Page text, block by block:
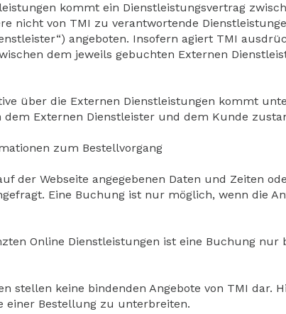
kommt ein Dienstleistungsvertrag
nicht von TMI zu verantwortende
angeboten. Insofern agiert TMI
dem jeweils gebuchten Externen
über die Externen Dienstleistungen kommt
Externen Dienstleister und dem Kunde
zum Bestellvorgang
der Webseite angegebenen Daten und Zeiten
Eine Buchung ist nur möglich, wenn die
Online Dienstleistungen ist eine Buchung nur
stellen keine bindenden Angebote von TMI dar.
einer Bestellung zu unterbreiten.